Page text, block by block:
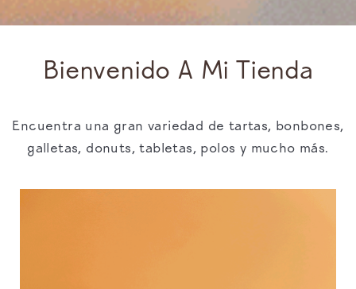
Bienvenido A Mi Tienda
Encuentra una gran variedad de tartas, bonbones,
galletas, donuts, tabletas, polos y mucho más.